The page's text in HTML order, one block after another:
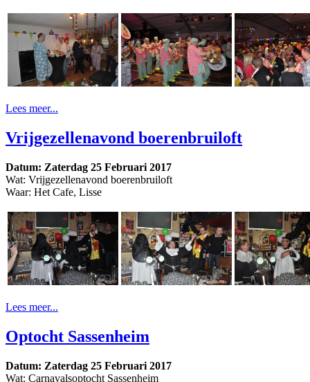
Lees meer...
Vrijgezellenavond boerenbruiloft
Datum: Zaterdag 25 Februari 2017
Wat: Vrijgezellenavond boerenbruiloft
Waar: Het Cafe, Lisse
Lees meer...
Optocht Sassenheim
Datum: Zaterdag 25 Februari 2017
Wat: Carnavalsoptocht Sassenheim